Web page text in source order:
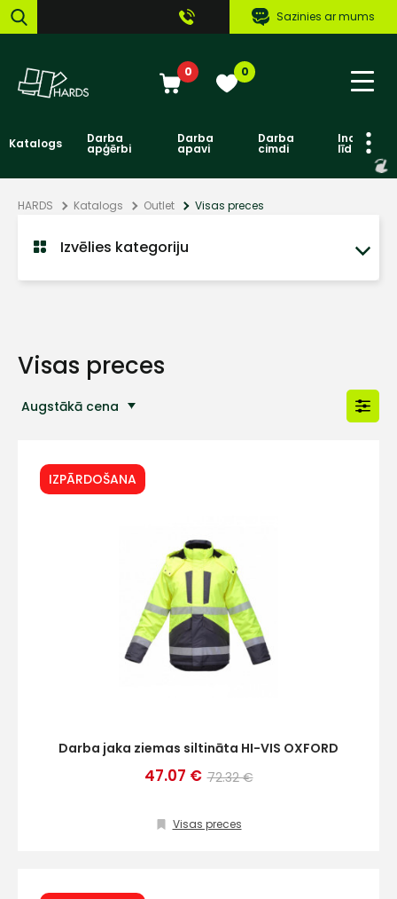
Sazinies ar mums
0 0
Katalogs Darba
apģērbi
Darba
apavi
Darba
cimdi līdzekļi
HARDS Katalogs Outlet Visas preces
Izvēlies kategoriju
Visas preces
Augstākā cena
IZPĀRDOŠANA
Darba jaka ziemas siltināta HI-VIS OXFORD
47.07 € 72.32 €
Visas preces